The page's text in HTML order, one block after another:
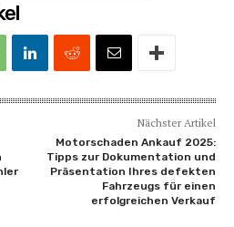
Nächster Artikel
Motorschaden Ankauf 2025:
Tipps zur Dokumentation und
Präsentation Ihres defekten
Fahrzeugs für einen
erfolgreichen Verkauf